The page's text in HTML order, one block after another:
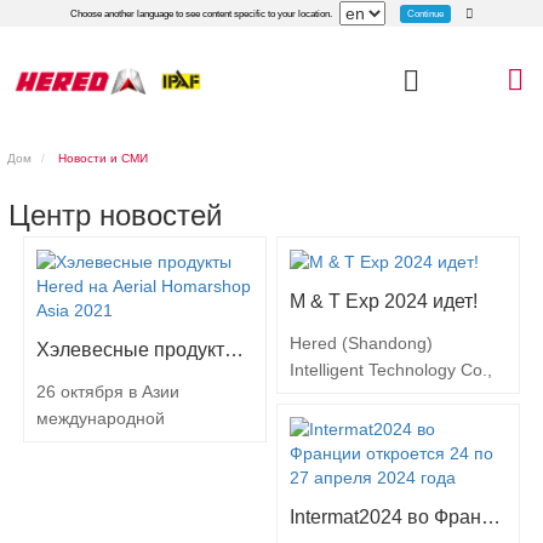
Choose another language to see content specific to your location. Continue
Дом Новости и СМИ
Центр новостей
Хэлевесные продукты Hered на Aerial Homarshop Asia 2021
26 октября в Азии
международной
M & T Exp 2024 идет!
Hered (Shandong)
Intelligent Technology Co.,
мобильной рабочей
платформе, с гордостью
объявляет о своем
& T Exp 2024, который
Intermat2024 во Франции откроется 24 по 27 апреля 2024 года